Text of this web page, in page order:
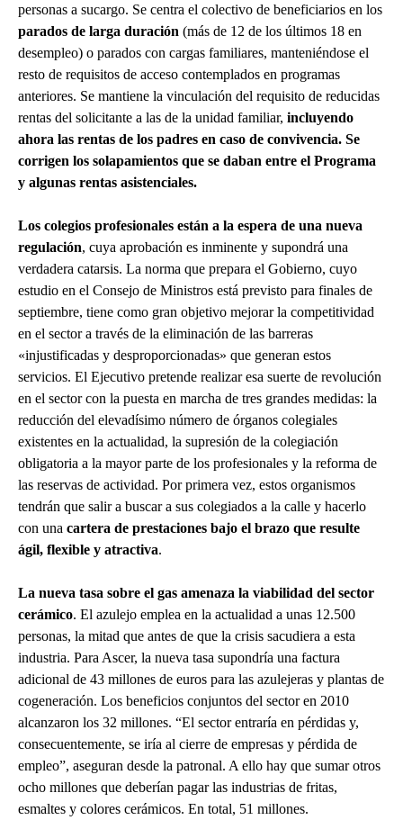
personas a sucargo. Se centra el colectivo de beneficiarios en los
parados de larga duración (más de 12 de los últimos 18 en
desempleo) o parados con cargas familiares, manteniéndose el
resto de requisitos de acceso contemplados en programas
anteriores. Se mantiene la vinculación del requisito de reducidas
rentas del solicitante a las de la unidad familiar, incluyendo
ahora las rentas de los padres en caso de convivencia. Se
corrigen los solapamientos que se daban entre el Programa
y algunas rentas asistenciales.
Los colegios profesionales están a la espera de una nueva
regulación, cuya aprobación es inminente y supondrá una
verdadera catarsis. La norma que prepara el Gobierno, cuyo
estudio en el Consejo de Ministros está previsto para finales de
septiembre, tiene como gran objetivo mejorar la competitividad
en el sector a través de la eliminación de las barreras
«injustificadas y desproporcionadas» que generan estos
servicios. El Ejecutivo pretende realizar esa suerte de revolución
en el sector con la puesta en marcha de tres grandes medidas: la
reducción del elevadísimo número de órganos colegiales
existentes en la actualidad, la supresión de la colegiación
obligatoria a la mayor parte de los profesionales y la reforma de
las reservas de actividad. Por primera vez, estos organismos
tendrán que salir a buscar a sus colegiados a la calle y hacerlo
con una cartera de prestaciones bajo el brazo que resulte
ágil, flexible y atractiva.
La nueva tasa sobre el gas amenaza la viabilidad del sector
cerámico. El azulejo emplea en la actualidad a unas 12.500
personas, la mitad que antes de que la crisis sacudiera a esta
industria. Para Ascer, la nueva tasa supondría una factura
adicional de 43 millones de euros para las azulejeras y plantas de
cogeneración. Los beneficios conjuntos del sector en 2010
alcanzaron los 32 millones. “El sector entraría en pérdidas y,
consecuentemente, se iría al cierre de empresas y pérdida de
empleo”, aseguran desde la patronal. A ello hay que sumar otros
ocho millones que deberían pagar las industrias de fritas,
esmaltes y colores cerámicos. En total, 51 millones.